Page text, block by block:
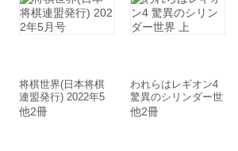
将棋世界(日本将棋
連盟発行) 2022年5
月号
他2冊
われらはレギオン4
驚異のシリンダー世
界 上
他2冊